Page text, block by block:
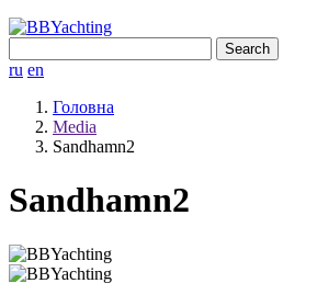
for:
ru en
Головна
Media
Sandhamn2
Sandhamn2